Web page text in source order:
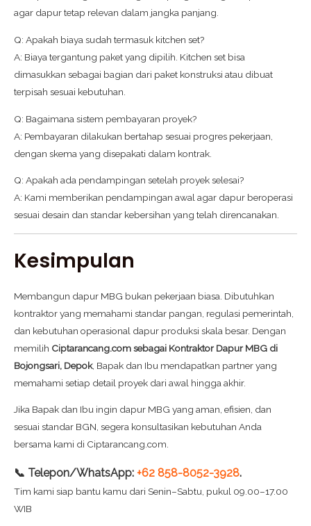
agar dapur tetap relevan dalam jangka panjang.
Q: Apakah biaya sudah termasuk kitchen set?
A: Biaya tergantung paket yang dipilih. Kitchen set bisa
dimasukkan sebagai bagian dari paket konstruksi atau dibuat
terpisah sesuai kebutuhan.
Q: Bagaimana sistem pembayaran proyek?
A: Pembayaran dilakukan bertahap sesuai progres pekerjaan,
dengan skema yang disepakati dalam kontrak.
Q: Apakah ada pendampingan setelah proyek selesai?
A: Kami memberikan pendampingan awal agar dapur beroperasi
sesuai desain dan standar kebersihan yang telah direncanakan.
Kesimpulan
Membangun dapur MBG bukan pekerjaan biasa. Dibutuhkan
kontraktor yang memahami standar pangan, regulasi pemerintah,
dan kebutuhan operasional dapur produksi skala besar. Dengan
memilih Ciptarancang.com sebagai Kontraktor Dapur MBG di
Bojongsari, Depok, Bapak dan Ibu mendapatkan partner yang
memahami setiap detail proyek dari awal hingga akhir.
Jika Bapak dan Ibu ingin dapur MBG yang aman, efisien, dan
sesuai standar BGN, segera konsultasikan kebutuhan Anda
bersama kami di Ciptarancang.com.
📞 Telepon/WhatsApp: +62 858-8052-3928.
Tim kami siap bantu kamu dari Senin–Sabtu, pukul 09.00–17.00
WIB